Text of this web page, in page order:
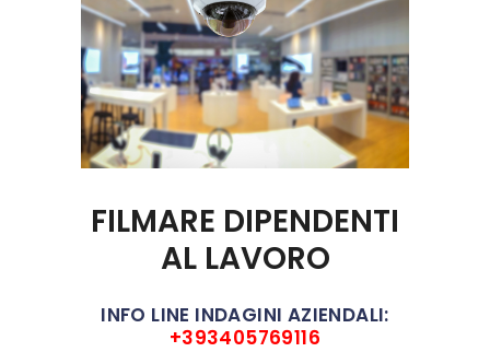
FILMARE DIPENDENTI
AL LAVORO
INFO LINE INDAGINI AZIENDALI:
+393405769116